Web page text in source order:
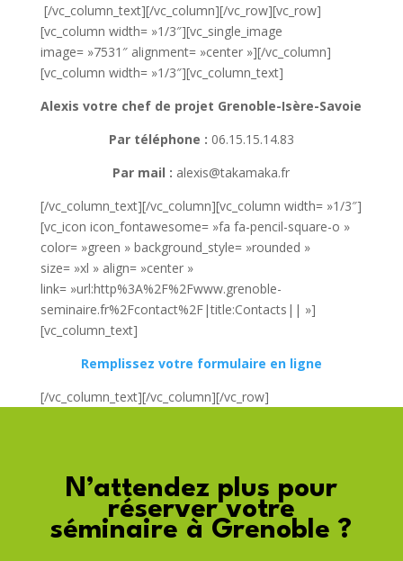
[/vc_column_text][/vc_column][/vc_row][vc_row]
[vc_column width= »1/3″][vc_single_image
image= »7531″ alignment= »center »][/vc_column]
[vc_column width= »1/3″][vc_column_text]
Alexis votre chef de projet Grenoble-Isère-Savoie
Par téléphone : 06.15.15.14.83
Par mail : alexis@takamaka.fr
[/vc_column_text][/vc_column][vc_column width= »1/3″]
[vc_icon icon_fontawesome= »fa fa-pencil-square-o »
color= »green » background_style= »rounded »
size= »xl » align= »center »
link= »url:http%3A%2F%2Fwww.grenoble-
seminaire.fr%2Fcontact%2F|title:Contacts|| »]
[vc_column_text]
Remplissez votre formulaire en ligne
[/vc_column_text][/vc_column][/vc_row]
N’attendez plus pour
réserver votre
séminaire à Grenoble ?